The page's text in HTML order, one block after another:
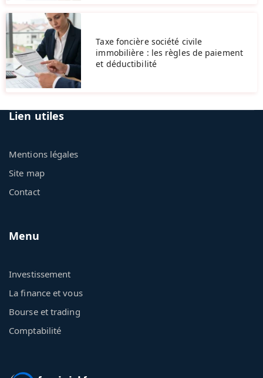
Taxe foncière société civile
immobilière : les règles de paiement
et déductibilité
Lien utiles
Mentions légales
Site map
Contact
Menu
Investissement
La finance et vous
Bourse et trading
Comptabilité